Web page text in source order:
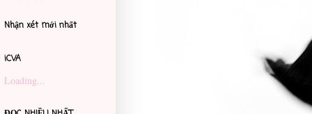
Nhận xét mới nhất
iCVA
Loading...